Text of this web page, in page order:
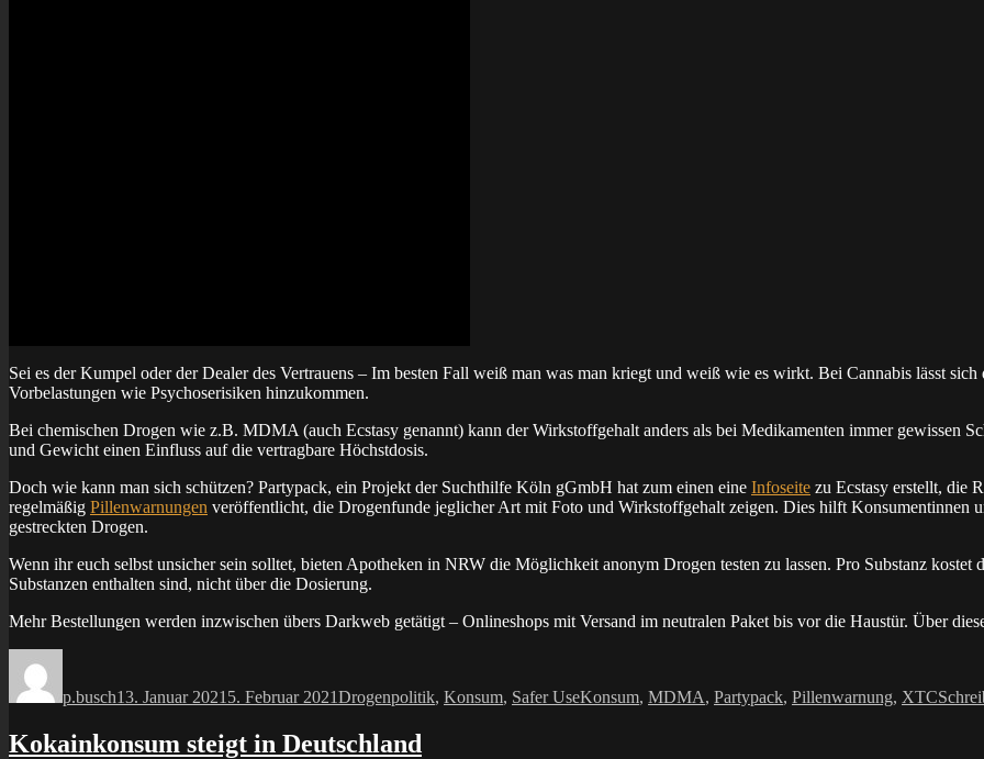
Sei es der Kumpel oder der Dealer des Vertrauens – Im besten Fall weiß man was man kriegt und weiß wie es wirkt. Bei Cannabis lässt
Vorbelastungen wie Psychoserisiken hinzukommen.
Bei chemischen Drogen wie z.B. MDMA (auch Ecstasy genannt) kann der Wirkstoffgehalt anders als bei Medikamenten immer gewissen
und Gewicht einen Einfluss auf die vertragbare Höchstdosis.
Doch wie kann man sich schützen? Partypack, ein Projekt der Suchthilfe Köln gGmbH hat zum einen eine Infoseite zu Ecstasy erstellt, die
regelmäßig Pillenwarnungen veröffentlicht, die Drogenfunde jeglicher Art mit Foto und Wirkstoffgehalt zeigen. Dies hilft Konsumentinnen
gestreckten Drogen.
Wenn ihr euch selbst unsicher sein solltet, bieten Apotheken in NRW die Möglichkeit anonym Drogen testen zu lassen. Pro Substanz
Substanzen enthalten sind, nicht über die Dosierung.
Mehr Bestellungen werden inzwischen übers Darkweb getätigt – Onlineshops mit Versand im neutralen Paket bis vor die Haustür. Über
p.busch13. Januar 2021 5. Februar 2021Drogenpolitik, Konsum, Safer UseKonsum, MDMA, Partypack, Pillenwarnung, XTC
Kokainkonsum steigt in Deutschland